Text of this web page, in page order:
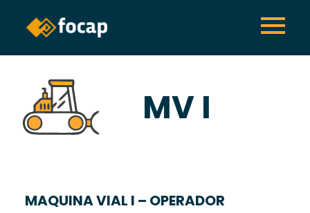
MV I
MAQUINA VIAL I – OPERADOR